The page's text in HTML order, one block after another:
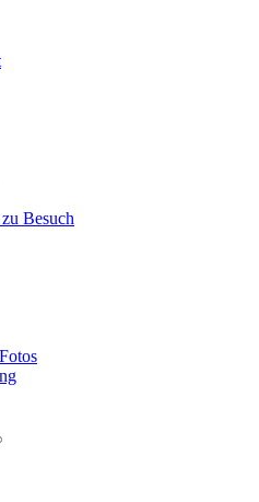
Besuch